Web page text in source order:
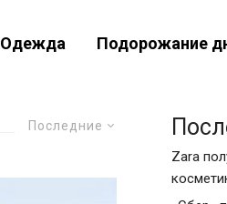
Одежда Подорожание
Последние
Zara